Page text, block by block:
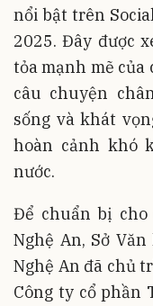
nổi bật trên
2025. Đây được
tỏa mạnh mẽ
câu chuyện
sống và khát
hoàn cảnh khó
nước.
Để chuẩn bị
Nghệ An, Sở
Nghệ An đã chủ
Công ty cổ phần